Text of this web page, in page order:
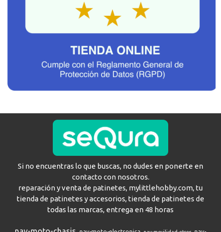
Si no encuentras lo que buscas, no dudes en ponerte en
contacto con nosotros.
reparación y venta de patinetes, mylittlehobby.com, tu
tienda de patinetes y accesorios, tienda de patinetes de
todas las marcas, entrega en 48 horas